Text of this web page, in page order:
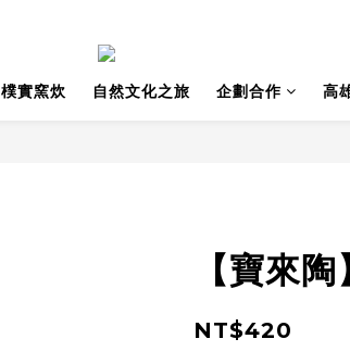
樸實窯炊 自然文化之旅 企劃合作 高
【寶來
NT$420